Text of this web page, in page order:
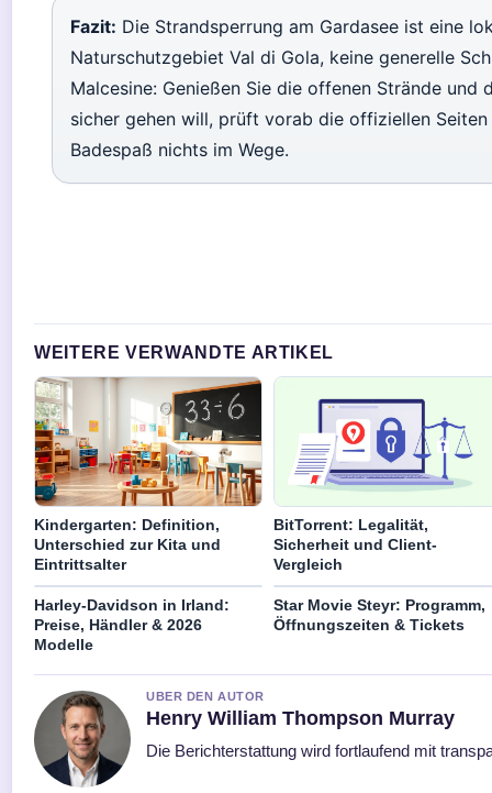
Fazit: Die Strandsperrung am Gardasee ist eine
Naturschutzgebiet Val di Gola, keine generelle
Malcesine: Genießen Sie die offenen Strände und
sicher gehen will, prüft vorab die offiziellen
Badespaß nichts im Wege.
WEITERE VERWANDTE ARTIKEL
Kindergarten: Definition,
Unterschied zur Kita und
Eintrittsalter
BitTorrent: Legalität,
Sicherheit und Client-
Vergleich
Harley-Davidson in Irland:
Preise, Händler & 2026
Modelle
Star Movie Steyr: Programm,
Öffnungszeiten & Tickets
UBER DEN AUTOR
Henry William Thompson Murray
Die Berichterstattung wird fortlaufend mit